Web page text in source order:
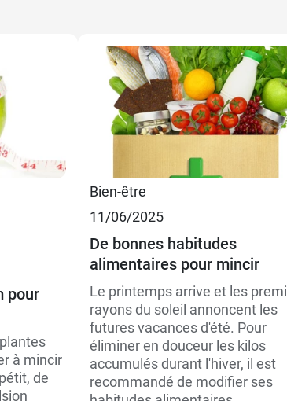
pour
à mincir
de
Bien-être
11/06/2025
De bonnes habitudes
alimentaires pour mincir
Le printemps arrive et les
rayons du soleil annoncent les
futures vacances d'été. Pour
éliminer en douceur les kilos
accumulés durant l'hiver, il est
recommandé de modifier ses